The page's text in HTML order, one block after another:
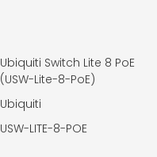
Ubiquiti Switch Lite 8 PoE
(USW-Lite-8-PoE)
Ubiquiti
USW-LITE-8-POE